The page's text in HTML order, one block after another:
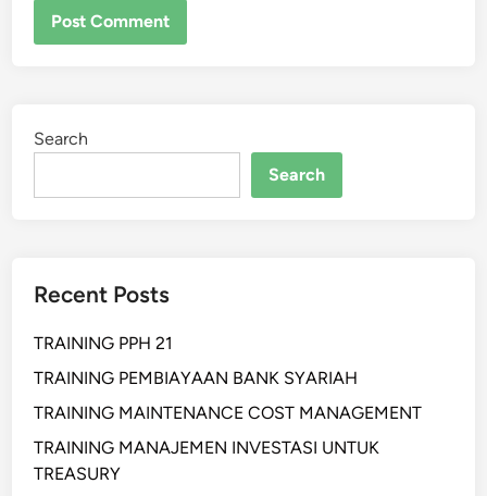
Search
Search
Recent Posts
TRAINING PPH 21
TRAINING PEMBIAYAAN BANK SYARIAH
TRAINING MAINTENANCE COST MANAGEMENT
TRAINING MANAJEMEN INVESTASI UNTUK
TREASURY